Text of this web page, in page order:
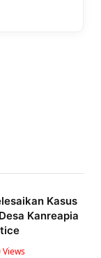
Kasus
Kanreapia
Views